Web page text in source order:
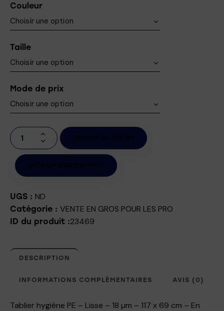
Couleur
Taille
Mode de prix
Ajouter au panier
Acheter maintenant !
UGS : ND
Catégorie : VENTE EN GROS POUR LES PRO
ID du produit :23469
DESCRIPTION
INFORMATIONS COMPLÉMENTAIRES AVIS (0)
Tablier hygiène PE – Lisse – 18 µm – 117 x 69 cm – En